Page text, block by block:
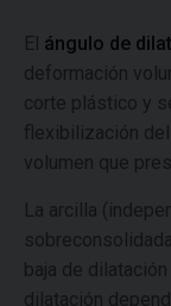
El ángulo de
deformación
corte plástico y
flexibilización
volumen que
La arcilla
baja de dilatación
dilatación